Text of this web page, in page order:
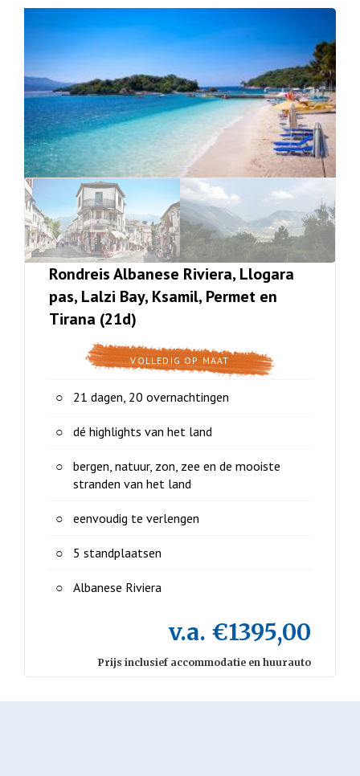
Rondreis Albanese Riviera, Llogara
pas, Lalzi Bay, Ksamil, Permet en
Tirana (21d)
VOLLEDIG OP MAAT
21 dagen, 20 overnachtingen
dé highlights van het land
bergen, natuur, zon, zee en de mooiste
stranden van het land
eenvoudig te verlengen
5 standplaatsen
Albanese Riviera
v.a. €1395,00
Prijs inclusief accommodatie en huurauto